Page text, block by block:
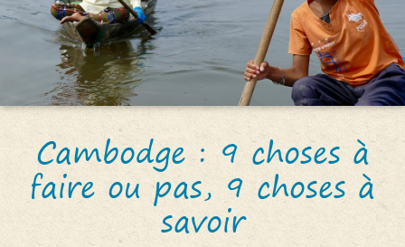
Cambodge : 9 choses à
faire ou pas, 9 choses à
savoir